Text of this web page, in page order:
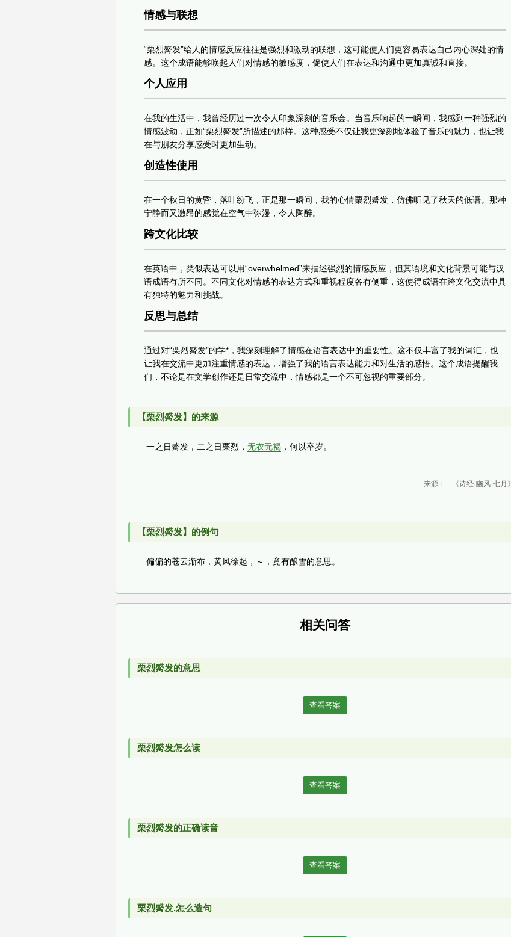
情感与联想
“栗烈觱发”给人的情感反应往往是强烈和激动的联想，这可能使人们更容易表达自己内心深处的情
感。这个成语能够唤起人们对情感的敏感度，促使人们在表达和沟通中更加真诚和直接。
个人应用
在我的生活中，我曾经历过一次令人印象深刻的音乐会。当音乐响起的一瞬间，我感到一种强烈的
情感波动，正如“栗烈觱发”所描述的那样。这种感受不仅让我更深刻地体验了音乐的魅力，也让我
在与朋友分享感受时更加生动。
创造性使用
在一个秋日的黄昏，落叶纷飞，正是那一瞬间，我的心情栗烈觱发，仿佛听见了秋天的低语。那种
宁静而又激昂的感觉在空气中弥漫，令人陶醉。
跨文化比较
在英语中，类似表达可以用“overwhelmed”来描述强烈的情感反应，但其语境和文化背景可能与汉
语成语有所不同。不同文化对情感的表达方式和重视程度各有侧重，这使得成语在跨文化交流中具
有独特的魅力和挑战。
反思与总结
通过对“栗烈觱发”的学*，我深刻理解了情感在语言表达中的重要性。这不仅丰富了我的词汇，也
让我在交流中更加注重情感的表达，增强了我的语言表达能力和对生活的感悟。这个成语提醒我
们，不论是在文学创作还是日常交流中，情感都是一个不可忽视的重要部分。
【栗烈觱发】的来源
一之日觱发，二之日栗烈，无衣无褐 ，何以卒岁。
来源：-- 《诗经·豳风·七月》
【栗烈觱发】的例句
偏偏的苍云渐布，黄风徐起，～，竟有酿雪的意思。
相关问答
栗烈觱发的意思
查看答案
栗烈觱发怎么读
查看答案
栗烈觱发的正确读音
查看答案
栗烈觱发,怎么造句